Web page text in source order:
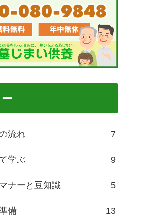
流れ 7
学ぶ 9
ナーと豆知識 5
備 13